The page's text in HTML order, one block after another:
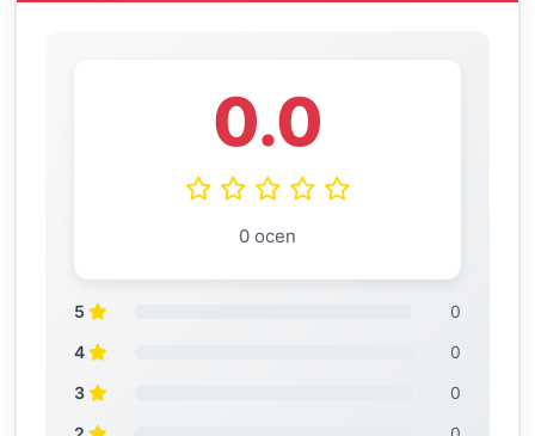
0.0
0 ocen
5
0
4
0
3
0